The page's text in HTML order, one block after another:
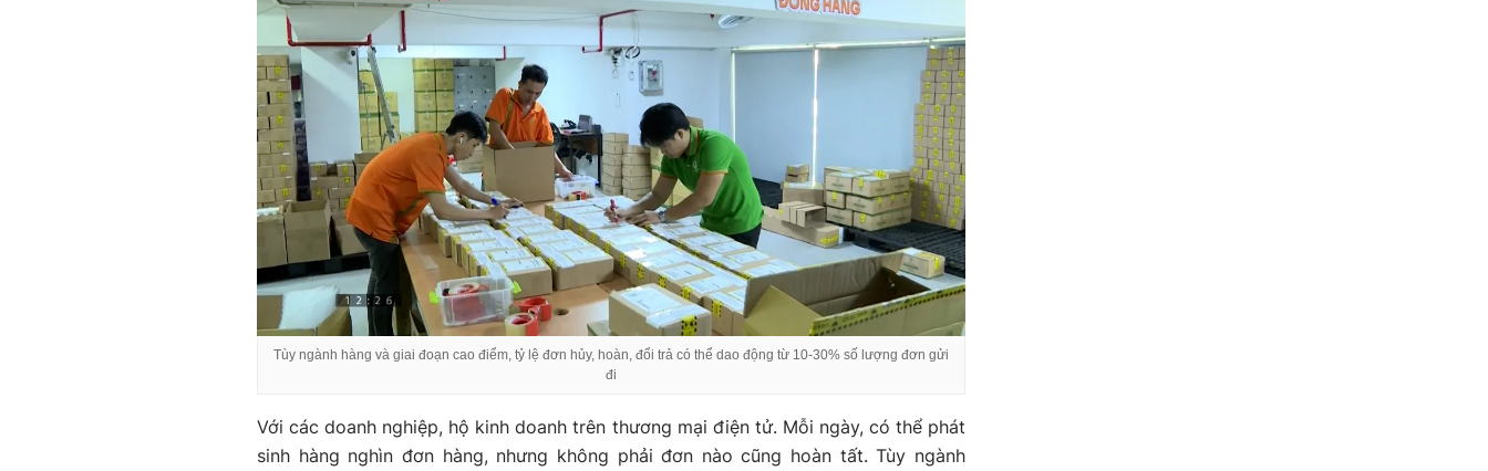
Tùy ngành hàng và giai đoạn cao điểm, tỷ lệ đơn hủy, hoàn, đổi trả có thể dao động từ 10-30% số lượng đơn gửi
đi
Với các doanh nghiệp, hộ kinh doanh trên thương mại điện tử. Mỗi ngày, có thể phát
sinh hàng nghìn đơn hàng, nhưng không phải đơn nào cũng hoàn tất. Tùy ngành